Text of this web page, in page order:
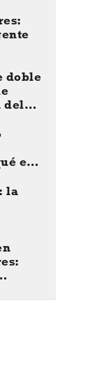
doble
del
es
la